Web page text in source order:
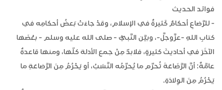
فوائد الحديث
- للرَّضاعِ أحكامٌ كَثيرةٌ في الإسلامِ، وقدْ جاءَتْ بَعضُ أحكامِه في
كتابِ اللهِ -عزَّوجلَّ-، وبيَّن النَّبيُّ - صلى الله عليه وسلم - بعْضَها
الآخَرَ في أحاديثَ كثيرةٍ، فلابدّ مِنْ جمع الأدلة كلّها، ومنها قاعدةٌ
عامَّةٌ: أنَّ الرَّضَاعَةَ تُحرِّم ما يُحرِّمُه النَّسَبُ، أو يَحْرُمُ مِنَ الرَّضاعَةِ ما
يَحْرُمُ مِنَ الوِلادَةِ.